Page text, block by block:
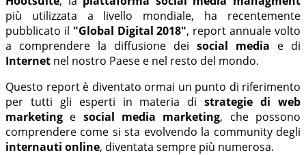
più utilizzata a livello mondiale, ha recentemente
pubblicato il "Global Digital 2018", report annuale volto
a comprendere la diffusione dei social media e di
Internet nel nostro Paese e nel resto del mondo.
Questo report è diventato ormai un punto di riferimento
per tutti gli esperti in materia distrategie di web
marketing e social media marketing, che possono
comprendere come si sta evolvendo la community degli
internauti online, diventata sempre più numerosa.